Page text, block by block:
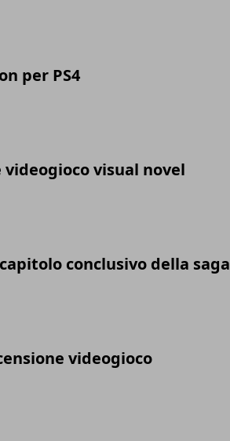
per PS4
videogioco visual novel
conclusivo della saga
videogioco